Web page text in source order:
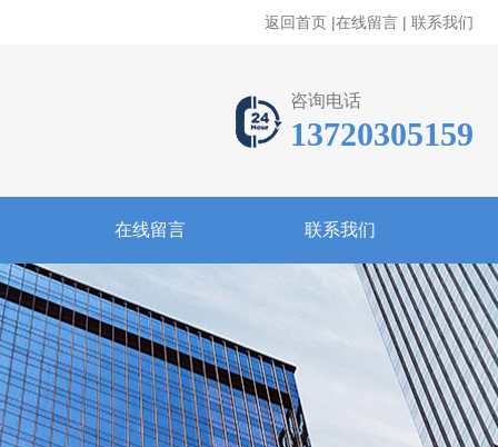
返回首页 |在线留言 | 联系我们
咨询电话
13720305159
在线留言 联系我们